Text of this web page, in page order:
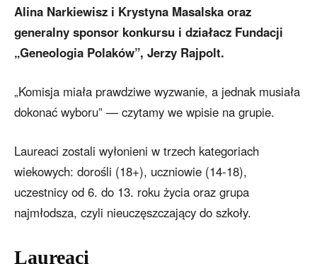
Alina Narkiewisz i Krystyna Masalska oraz
generalny sponsor konkursu i działacz Fundacji
„Geneologia Polaków”, Jerzy Rajpolt.
„Komisja miała prawdziwe wyzwanie, a jednak musiała
dokonać wyboru” — czytamy we wpisie na grupie.
Laureaci zostali wyłonieni w trzech kategoriach
wiekowych: dorośli (18+), uczniowie (14-18),
uczestnicy od 6. do 13. roku życia oraz grupa
najmłodsza, czyli nieuczęszczający do szkoły.
Laureaci